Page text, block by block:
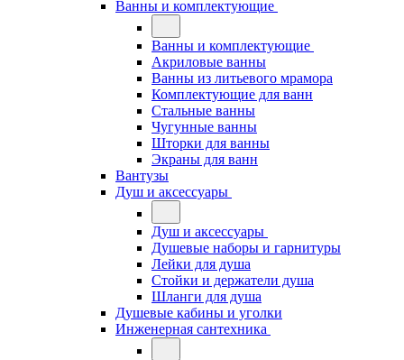
Ванны и комплектующие
Ванны и комплектующие
Акриловые ванны
Ванны из литьевого мрамора
Комплектующие для ванн
Стальные ванны
Чугунные ванны
Шторки для ванны
Экраны для ванн
Вантузы
Душ и аксессуары
Душ и аксессуары
Душевые наборы и гарнитуры
Лейки для душа
Стойки и держатели душа
Шланги для душа
Душевые кабины и уголки
Инженерная сантехника